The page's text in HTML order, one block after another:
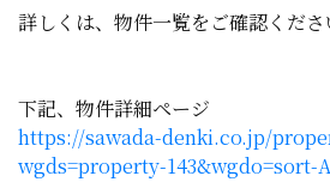
詳しくは、物件一覧をご確認くださ
下記、物件詳細ページ
https://sawada-denki.co.jp/
wgds=property-143&wgdo=sort-